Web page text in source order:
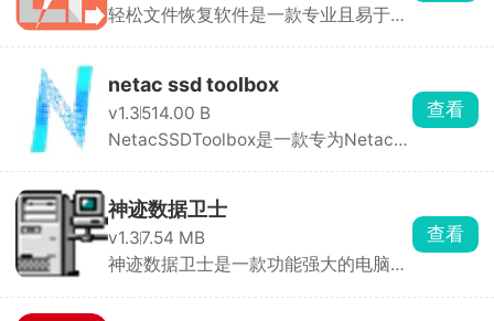
轻松文件恢复软件是一款专业且易于使
netac ssd toolbox
v1.3514.00 B
NetacSSDToolbox是一款专为Netac固
查看
神迹数据卫士
v1.37.54 MB
神迹数据卫士是一款功能强大的电脑安
查看